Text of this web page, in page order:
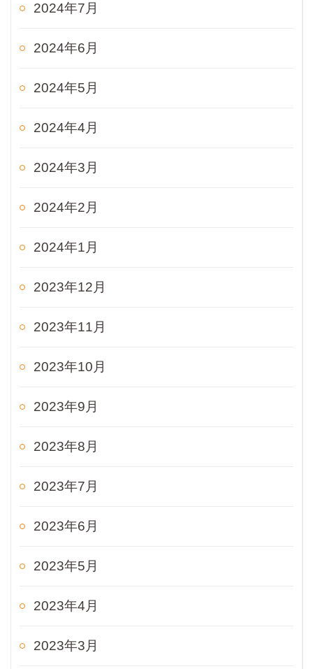
2024年7月
2024年6月
2024年5月
2024年4月
2024年3月
2024年2月
2024年1月
2023年12月
2023年11月
2023年10月
2023年9月
2023年8月
2023年7月
2023年6月
2023年5月
2023年4月
2023年3月